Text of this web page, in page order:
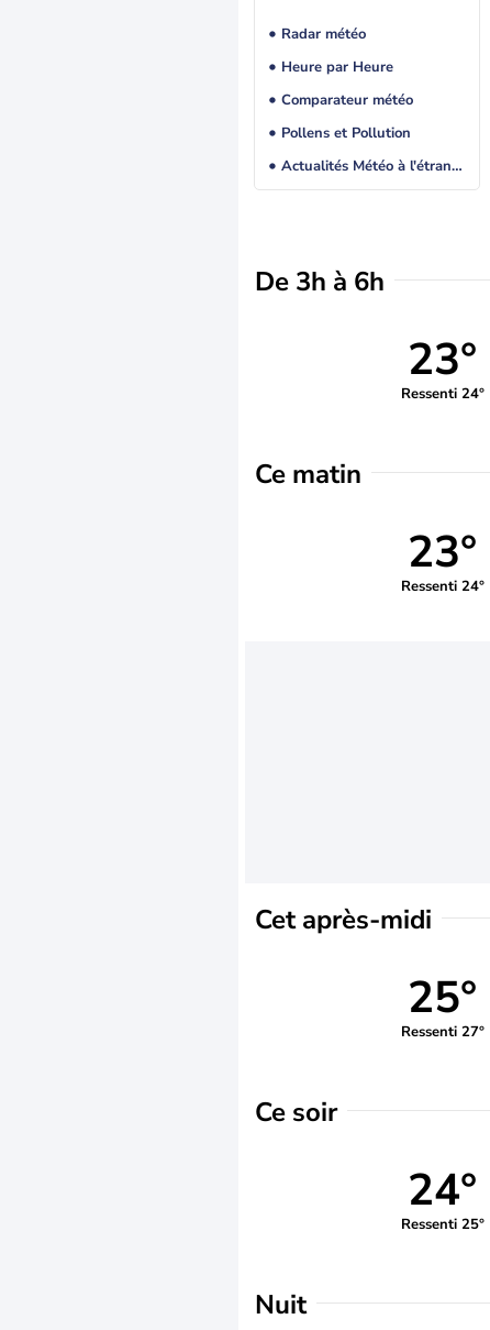
Radar météo
Heure par Heure
Comparateur météo
Pollens et Pollution
Actualités Météo à l'étranger
De 3h à 6h
23°
Ressenti 24°
Ce matin
23°
Ressenti 24°
Cet après-midi
25°
Ressenti 27°
Ce soir
24°
Ressenti 25°
Nuit